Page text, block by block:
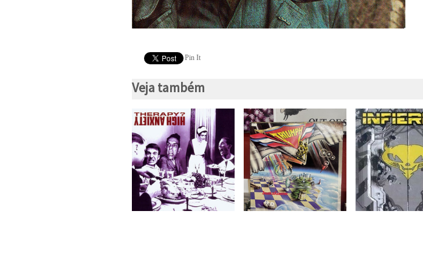
Pin It
Veja também